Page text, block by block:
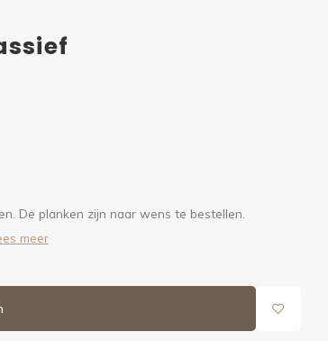
De planken zijn naar wens te bestellen.
meer